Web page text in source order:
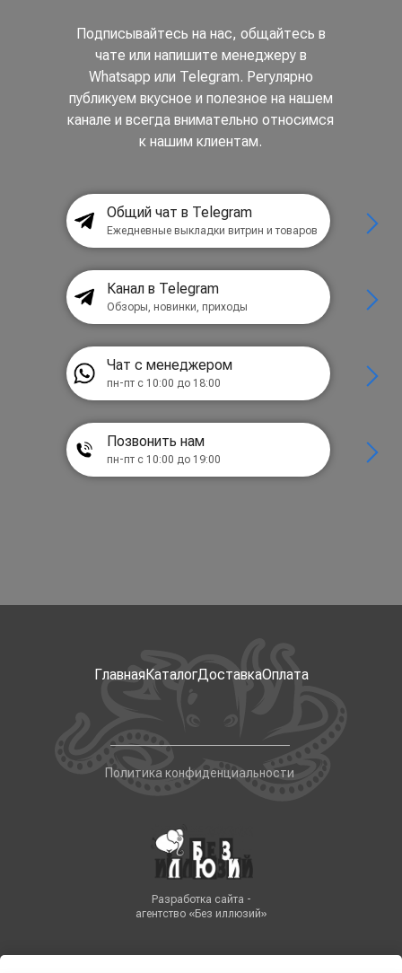
Подписывайтесь на нас, общайтесь в
чате или напишите менеджеру в
Whatsapp или Telegram. Регулярно
публикуем вкусное и полезное на нашем
канале и всегда внимательно относимся
к нашим клиентам.
Общий чат в Telegram
Ежедневные выкладки витрин и товаров
Канал в Telegram
Обзоры, новинки, приходы
Чат с менеджером
пн-пт с 10:00 до 18:00
Позвонить нам
пн-пт с 10:00 до 19:00
ГлавнаяКаталогДоставкаОплата
Политика конфиденциальности
Разработка сайта -
агентство «Без иллюзий»